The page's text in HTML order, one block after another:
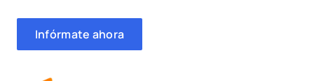
Infórmate ahora